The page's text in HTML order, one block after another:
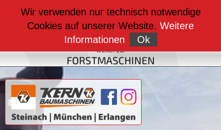
BAUMASCHINEN
weiter zu:
FAHRZEUGBAU
weiter zu:
FORSTMASCHINEN
Wir verwenden nur technisch notwendige
Cookies auf unserer Website. Weitere
Informationen
Ok